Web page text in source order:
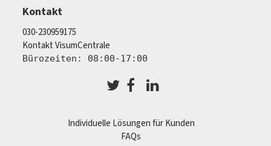
Kontakt
030-230959175
Kontakt VisumCentrale
Bürozeiten: 08:00-17:00
Individuelle Lösungen für Kunden
FAQs